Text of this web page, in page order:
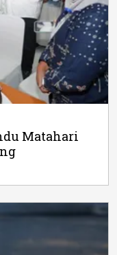
Matahari